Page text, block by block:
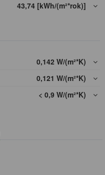
43,74 [kWh/(m²*rok)]
0,142 W/(m²*K)
0,121 W/(m²*K)
< 0,9 W/(m²*K)